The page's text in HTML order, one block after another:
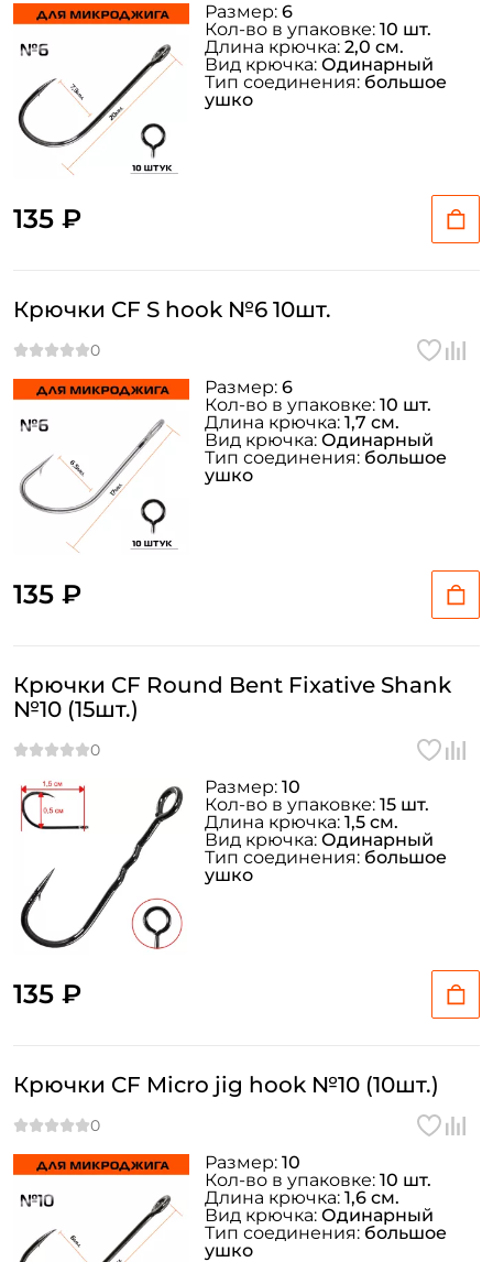
135 ₽
Размер: 6
Кол-во в упаковке: 10 шт.
Длина крючка: 2,0 см.
Вид крючка: Одинарный
Тип соединения: большое
ушко
Крючки CF S hook №6 10шт.
135 ₽
Размер: 6
Кол-во в упаковке: 10 шт.
Длина крючка: 1,7 см.
Вид крючка: Одинарный
Тип соединения: большое
ушко
Крючки CF Round Bent Fixative Shank
№10 (15шт.)
135 ₽
Размер: 10
Кол-во в упаковке: 15 шт.
Длина крючка: 1,5 см.
Вид крючка: Одинарный
Тип соединения: большое
ушко
Крючки CF Micro jig hook №10 (10шт.)
Размер: 10
Кол-во в упаковке: 10 шт.
Длина крючка: 1,6 см.
Вид крючка: Одинарный
Тип соединения: большое
ушко